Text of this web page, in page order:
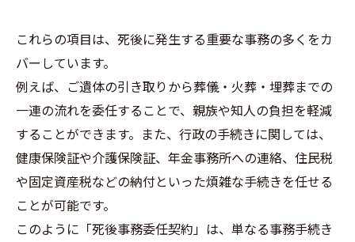
これらの項目は、死後に発生する重要な事務の多くをカ
バーしています。
例えば、ご遺体の引き取りから葬儀・火葬・埋葬までの
一連の流れを委任することで、親族や知人の負担を軽減
することができます。また、行政の手続きに関しては、
健康保険証や介護保険証、年金事務所への連絡、住民税
や固定資産税などの納付といった煩雑な手続きを任せる
ことが可能です。
このように「死後事務委任契約」は、単なる事務手続き